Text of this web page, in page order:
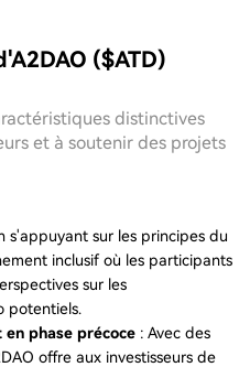
($ATD)
distinctives
et à soutenir des projets
s'appuyant sur les principes du
inclusif où les participants
sur les
potentiels.
phase précoce : Avec des
offre aux investisseurs de